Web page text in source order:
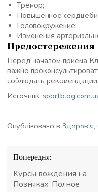
Тремор;
Повышенное
Головокружение;
Изменения
Перед началом приема
важно
соблюдать
Источник:
Опубліковано в Здоров'я,
Навігація
записів
Попередня:
Курсы вождения на
Позняках: Полное